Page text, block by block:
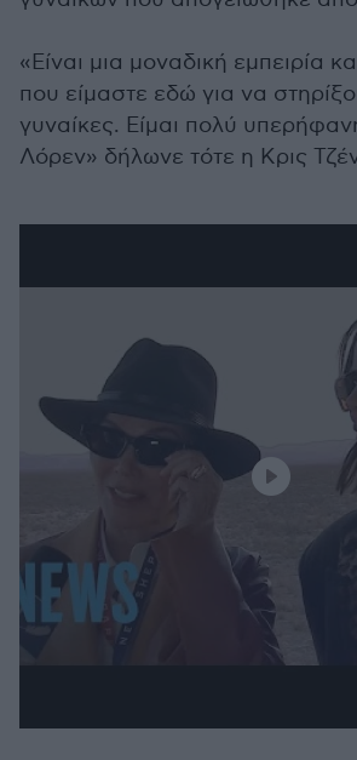
«Είναι μια μοναδική εμπειρία
που είμαστε εδώ για να
γυναίκες. Είμαι πολύ
Λόρεν» δήλωνε τότε η Κρις